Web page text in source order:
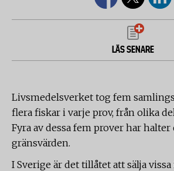
LÄS SENARE
Livsmedelsverket tog fem
flera fiskar i varje prov, från olika
Fyra av dessa fem prover har halter
gränsvärden.
I Sverige är det tillåtet att sälja